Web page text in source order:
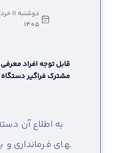
دوشنبه
1405
قابل توجه افراد
مشترک فراگیر
های فرمانداری